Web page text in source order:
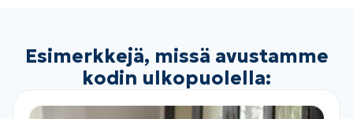
Esimerkkejä, missä avustamme
kodin ulkopuolella: